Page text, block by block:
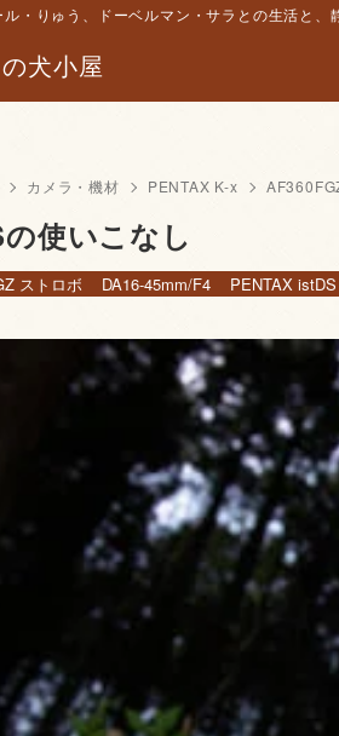
犬小屋
ル・りゅう、ドーベルマン・サラとの生活と
カメラ・機材 PENTAX K-x
使いこなし
ストロボ DA16-45mm/F4 PENTAX istDS